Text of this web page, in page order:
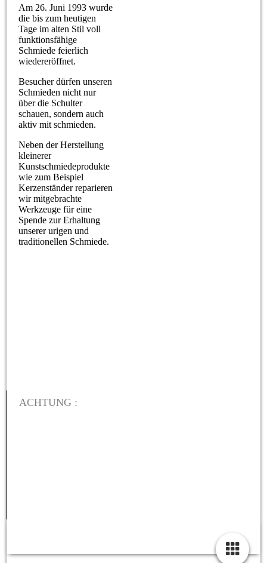
Am 26. Juni 1993 wurde
die bis zum heutigen
Tage im alten Stil voll
funktionsfähige
Schmiede feierlich
wiedereröffnet.
Besucher dürfen unseren
Schmieden nicht nur
über die Schulter
schauen, sondern auch
aktiv mit schmieden.
Neben der Herstellung
kleinerer
Kunstschmiedeprodukte
wie zum Beispiel
Kerzenständer reparieren
wir mitgebrachte
Werkzeuge für eine
Spende zur Erhaltung
unserer urigen und
traditionellen Schmiede.
ACHTUNG :